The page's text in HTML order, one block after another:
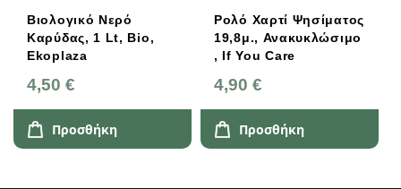
Βιολογικό Νερό
Καρύδας, 1 Lt, Bio,
Ekoplaza
4,50 €
Προσθήκη
Ρολό Χαρτί Ψησίματος
19,8μ., Ανακυκλώσιμο
, If You Care
4,90 €
Προσθήκη